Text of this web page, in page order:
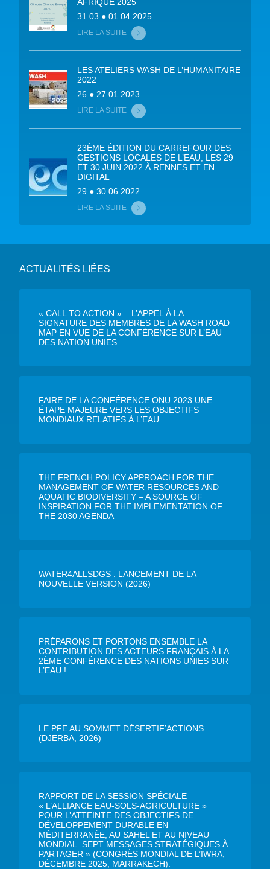
31.03 ● 01.04.2025
LIRE LA SUITE
LES ATELIERS WASH DE L’HUMANITAIRE
2022
26 ● 27.01.2023
LIRE LA SUITE
23ÈME ÉDITION DU CARREFOUR DES
GESTIONS LOCALES DE L’EAU, LES 29
ET 30 JUIN 2022 À RENNES ET EN
DIGITAL
29 ● 30.06.2022
LIRE LA SUITE
ACTUALITÉS LIÉES
« CALL TO ACTION » – L’APPEL À LA
SIGNATURE DES MEMBRES DE LA WASH ROAD
MAP EN VUE DE LA CONFÉRENCE SUR L’EAU
DES NATION UNIES
FAIRE DE LA CONFÉRENCE ONU 2023 UNE
ÉTAPE MAJEURE VERS LES OBJECTIFS
MONDIAUX RELATIFS À L’EAU
THE FRENCH POLICY APPROACH FOR THE
MANAGEMENT OF WATER RESOURCES AND
AQUATIC BIODIVERSITY – A SOURCE OF
INSPIRATION FOR THE IMPLEMENTATION OF
THE 2030 AGENDA
WATER4ALLSDGS : LANCEMENT DE LA
NOUVELLE VERSION (2026)
PRÉPARONS ET PORTONS ENSEMBLE LA
CONTRIBUTION DES ACTEURS FRANÇAIS À LA
2ÈME CONFÉRENCE DES NATIONS UNIES SUR
L’EAU !
LE PFE AU SOMMET DÉSERTIF’ACTIONS
(DJERBA, 2026)
RAPPORT DE LA SESSION SPÉCIALE
« L’ALLIANCE EAU-SOLS-AGRICULTURE »
POUR L’ATTEINTE DES OBJECTIFS DE
DÉVELOPPEMENT DURABLE EN
MÉDITERRANÉE, AU SAHEL ET AU NIVEAU
MONDIAL. SEPT MESSAGES STRATÉGIQUES À
PARTAGER » (CONGRÈS MONDIAL DE L’IWRA,
DÉCEMBRE 2025, MARRAKECH).